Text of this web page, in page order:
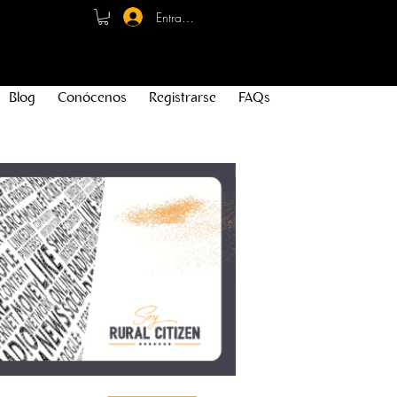
Entrar - Registro
Blog Conócenos Registrarse FAQs